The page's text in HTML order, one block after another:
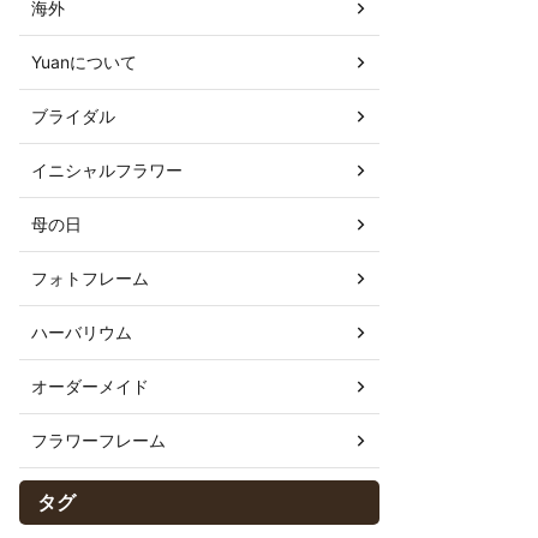
海外
Yuanについて
ブライダル
イニシャルフラワー
母の日
フォトフレーム
ハーバリウム
オーダーメイド
フラワーフレーム
タグ